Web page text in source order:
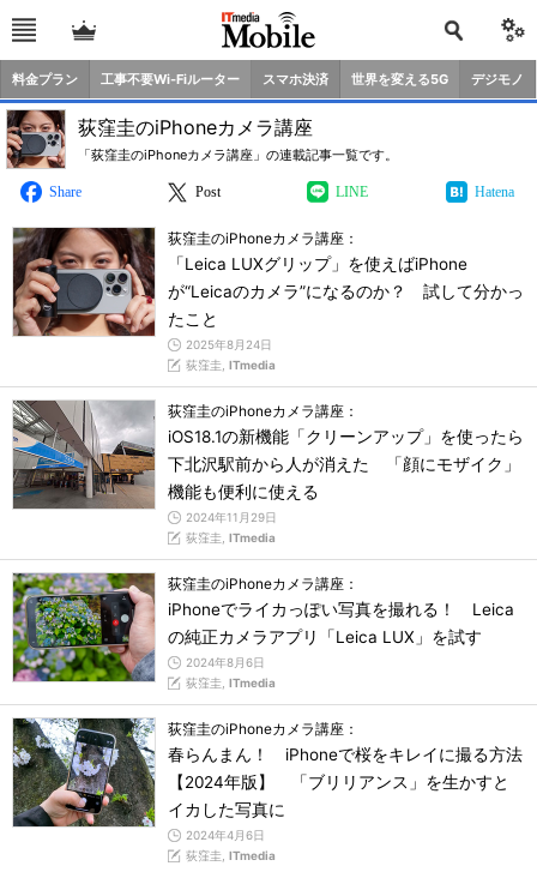
料金プラン 工事不要Wi-Fiルーター スマホ決済 世界を変える5G デジモノ
荻窪圭のiPhoneカメラ講座
「荻窪圭のiPhoneカメラ講座」の連載記事一覧です。
Share Post LINE Hatena
荻窪圭のiPhoneカメラ講座：
「Leica LUXグリップ」を使えばiPhone
が“Leicaのカメラ”になるのか？ 試して分かっ
たこと
2025年8月24日
荻窪圭, ITmedia
荻窪圭のiPhoneカメラ講座：
iOS18.1の新機能「クリーンアップ」を使ったら
下北沢駅前から人が消えた 「顔にモザイク」
機能も便利に使える
2024年11月29日
荻窪圭, ITmedia
荻窪圭のiPhoneカメラ講座：
iPhoneでライカっぽい写真を撮れる！ Leica
の純正カメラアプリ「Leica LUX」を試す
2024年8月6日
荻窪圭, ITmedia
荻窪圭のiPhoneカメラ講座：
春らんまん！ iPhoneで桜をキレイに撮る方法
【2024年版】 「ブリリアンス」を生かすと
イカした写真に
2024年4月6日
荻窪圭, ITmedia